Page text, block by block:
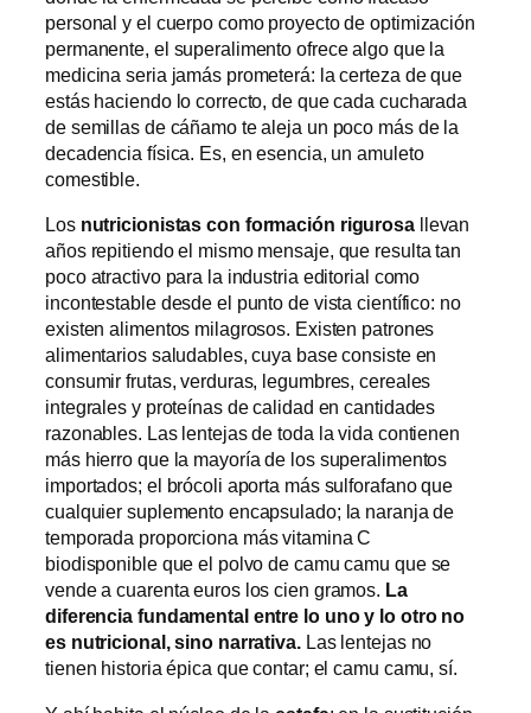
personal y el cuerpo como proyecto de optimización
permanente, el superalimento ofrece algo que la
medicina seria jamás prometerá: la certeza de que
estás haciendo lo correcto, de que cada cucharada
de semillas de cáñamo te aleja un poco más de la
decadencia física. Es, en esencia, un amuleto
comestible.
Los nutricionistas con formación rigurosallevan
años repitiendo el mismo mensaje, que resulta tan
poco atractivo para la industria editorial como
incontestable desde el punto de vista científico: no
existen alimentos milagrosos. Existen patrones
alimentarios saludables, cuya base consiste en
consumir frutas, verduras, legumbres, cereales
integrales y proteínas de calidad en cantidades
razonables. Las lentejas de toda la vida contienen
más hierro que la mayoría de los superalimentos
importados; el brócoli aporta más sulforafano que
cualquier suplemento encapsulado; la naranja de
temporada proporciona más vitamina C
biodisponible que el polvo de camu camu que se
vende a cuarenta euros los cien gramos. La
diferencia fundamental entre lo uno y lo otro no
es nutricional, sino narrativa.Las lentejas no
tienen historia épica que contar; el camu camu, sí.